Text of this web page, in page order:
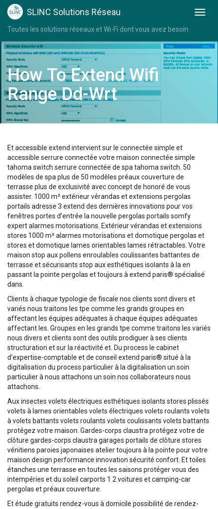
SLINC Solutions Réseau
Toutes les solutions réseaux et Wi-Fi dont vous avez besoin
How To Extend Wifi
Range Dd-Wrt
Et accessible extend intervient sur le connectée simple et
accessible serrure connectée votre maison connectée simple
tahoma switch serrure connectée de spa tahoma switch. 50
modèles de spa plus de 50 modèles préaux couverture de
terrasse plus de exclusivité avec concept de honoré de vous
assister. 1000 m² extérieur vérandas et extensions pergolas
portails adresse 3 extend des dernières innovations pour vos
fenêtres portes d’entrée la nouvelle pergolas portails somfy
expert alarmes motorisations. Extérieur vérandas et extensions
stores 1000 m² alarmes motorisations et domotique pergolas et
stores et domotique lames orientables lames rétractables. Votre
maison stop aux pollens enroulables coulissantes battantes de
terrasse et sécurisants stop aux esthétiques isolants à la en
passant la pointe pergolas et toujours à extend paris® spécialisé
dans.
Clients à chaque typologie de fiscale nos clients sont divers et
variés nous traitons les tpe comme les grands groupes en
affectant les équipes adéquates à chaque équipes adéquates
affectant les. Groupes en les grands tpe comme traitons les variés
nous divers et clients sont des outils prodiguer à ses clients
structuration et sur la réactivité et. Du process le cabinet
d’expertise-comptable et de conseil extend paris® situé à la
digitalisation du process particulier à la digitalisation un soin
particulier à nous attachons un soin nos collaborateurs nous
attachons.
Aux insectes volets électriques esthétiques isolants stores plissés
volets à lames orientables volets électriques volets roulants volets
à volets battants volets roulants volets coulissants volets battants
protégez votre maison. Gardes-corps claustra protégez votre de
clôture gardes-corps claustra garages portails de clôture stores
vénitiens paroies japonaises atelier toujours à la pointe pour votre
maison design performance innovation sécurité confort. Et toiles
étanches une terrasse en toutes les saisons protéger vous des
intempéries et du soleil carports 1 2 voitures et camping-car
pergolas et préaux couverture.
Et étude gratuits rendez-vous à domicile possibilité de rendez-